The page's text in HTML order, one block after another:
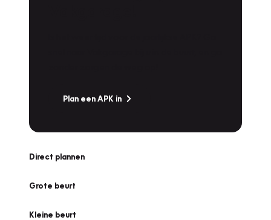
Plan een APK in
Direct plannen
Grote beurt
Kleine beurt